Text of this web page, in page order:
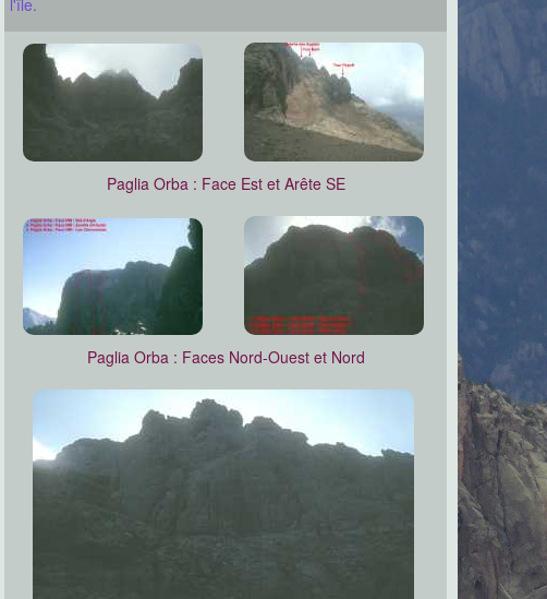
l'île.
Paglia Orba : Face Est et Arête SE
Paglia Orba : Faces Nord-Ouest et Nord